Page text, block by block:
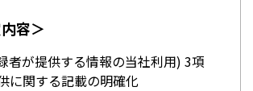
容＞
者が提供する情報の当社利用) 3項
に関する記載の明確化